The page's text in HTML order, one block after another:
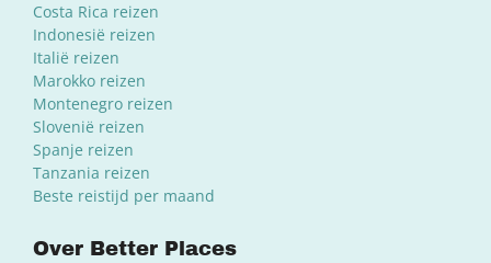
Costa Rica reizen
Indonesië reizen
Italië reizen
Marokko reizen
Montenegro reizen
Slovenië reizen
Spanje reizen
Tanzania reizen
Beste reistijd per maand
Over Better Places